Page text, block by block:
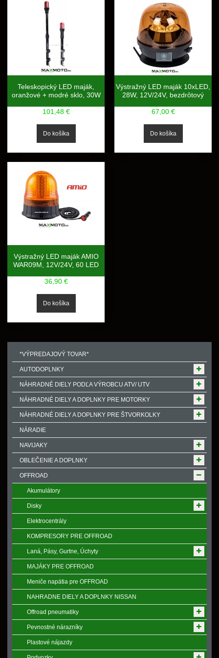
Teleskopický LED maják,
oranžové + modré sklo, 30W
101,48 €
Výstražný LED maják 10xLED,
28W, 12V/24V, bezdrôtový
67,00 €
Výstražný LED maják AMIO
WAR09M, 12V/24V, 60 LED
36,90 €
*VÝPREDAJOVÝ TOVAR*
AUTODOPLNKY
NÁHRADNÉ DIELY PODĽA VÝROBCU ATV/ UTV
NÁHRADNÉ DIELY A DOPLNKY PRE MOTORKY
NÁHRADNÉ DIELY A DOPLNKY PRE ŠTVORKOLKY
NÁRADIE
NAVIJAKY
OBLEČENIE A DOPLNKY
OFFROAD
Akumulátory
Disky
Elektrocentrály
KOMPRESORY PRE OFFROAD
Laná, Pásy, Gurtne, Úchyty
MAJÁKY PRE OFFROAD
Meniče napӓtia pre OFFROAD
NAHRADNE DIELY A DOPLNKY NISSAN
Offroad pneumatiky
Pevnostné nárazníky
Plastové nájazdy